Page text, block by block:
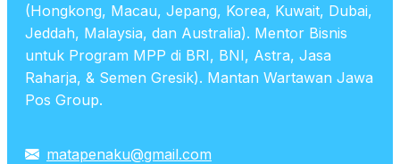
(Hongkong, Macau, Jepang, Korea, Kuwait, Dubai,
Jeddah, Malaysia, dan Australia). Mentor Bisnis
untuk Program MPP di BRI, BNI, Astra, Jasa
Raharja, & Semen Gresik). Mantan Wartawan Jawa
Pos Group.
matapenaku@gmail.com